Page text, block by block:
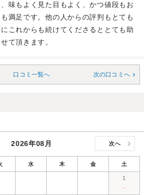
味もよく見た目もよく、かつ値段もお
満足です。他の人からの評判もとても
これからも続けてくださるととても助
て頂きます。
口コミ一覧へ 次の口コミへ
2026年08月 次へ
水 木 金 土
1
－